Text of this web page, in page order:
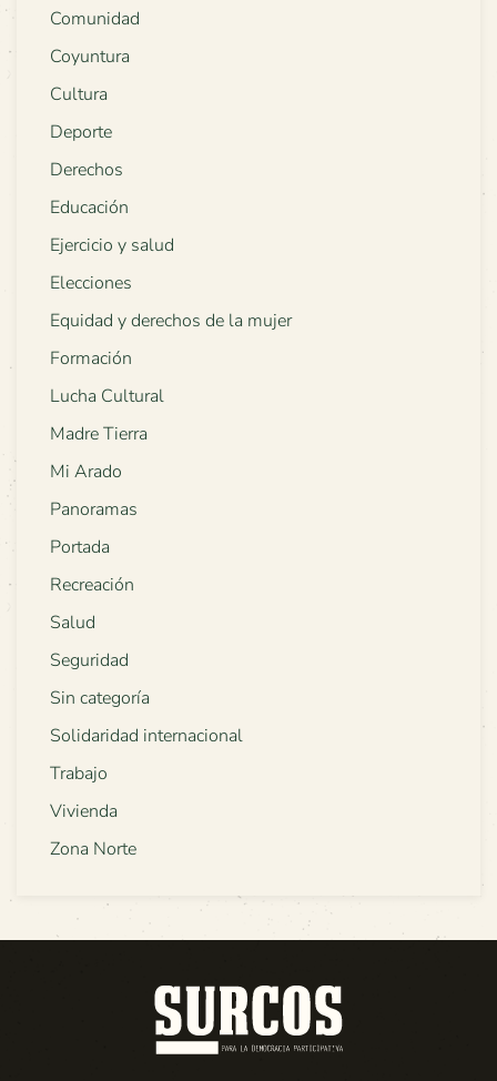
Comunidad
Coyuntura
Cultura
Deporte
Derechos
Educación
Ejercicio y salud
Elecciones
Equidad y derechos de la mujer
Formación
Lucha Cultural
Madre Tierra
Mi Arado
Panoramas
Portada
Recreación
Salud
Seguridad
Sin categoría
Solidaridad internacional
Trabajo
Vivienda
Zona Norte